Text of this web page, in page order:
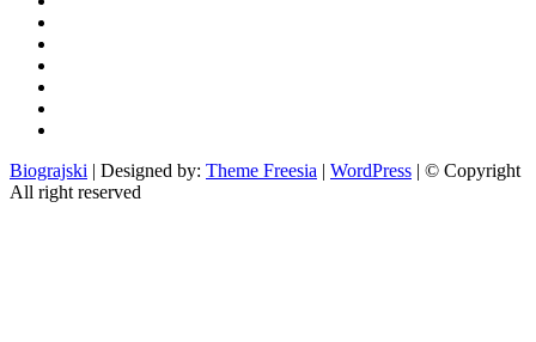
Biograjski | Designed by: Theme Freesia | WordPress | © Copyright
All right reserved